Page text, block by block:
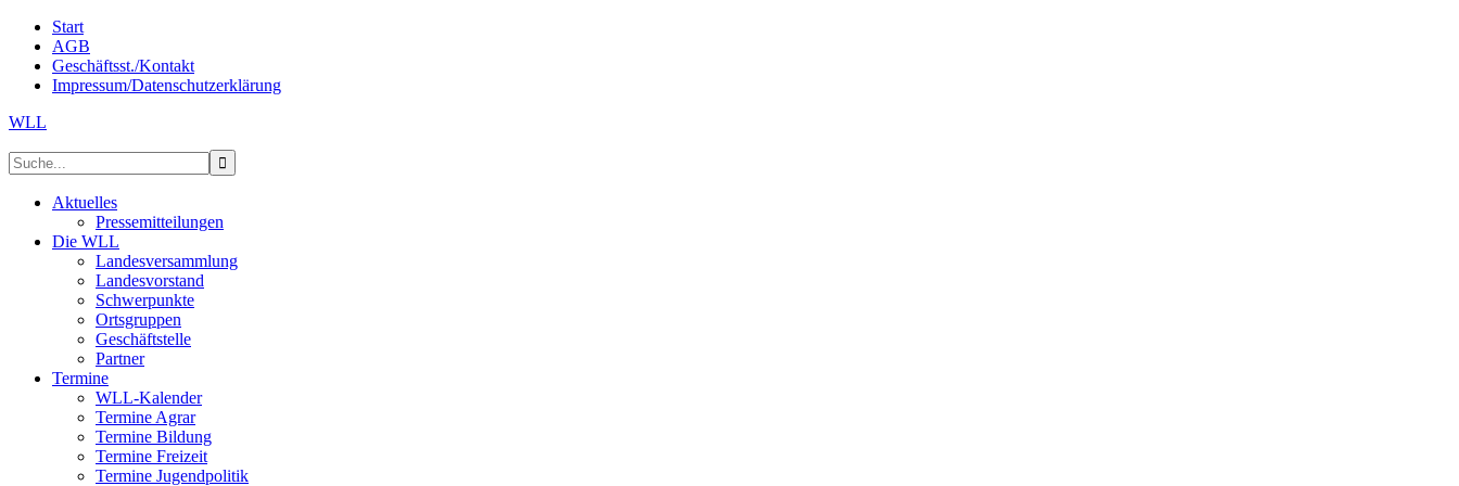
Start
AGB
Geschäftsst./Kontakt
Impressum/Datenschutzerklärung
WLL
Aktuelles
Pressemitteilungen
Die WLL
Landesversammlung
Landesvorstand
Schwerpunkte
Ortsgruppen
Geschäftstelle
Partner
Termine
WLL-Kalender
Termine Agrar
Termine Bildung
Termine Freizeit
Termine Jugendpolitik